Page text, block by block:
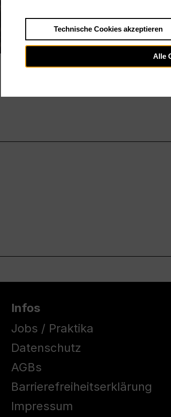
Infos
Jobs / Praktika
Datenschutz
AGBs
Barrierefreiheitserklärung
Impressum
Technische Cookies akzeptieren
Alle